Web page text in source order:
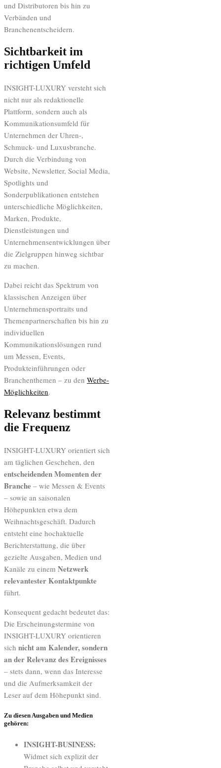
und Distributoren bis hin zu
Verbänden und
Branchenentscheidern.
Sichtbarkeit im
richtigen Umfeld
INSIGHT-LUXURY versteht sich
nicht nur als redaktionelle
Plattform, sondern auch als
Kommunikationsumfeld für
Unternehmen der Uhren-,
Schmuck- und Luxusbranche.
Durch die Verbindung von
Website, Newsletter, Social Media,
Spotlights und
Sonderpublikationen entstehen
unterschiedliche Möglichkeiten,
Marken, Produkte,
Dienstleistungen und
Unternehmensentwicklungen über
die Zielgruppen hinweg sichtbar
zu machen.
Dabei reicht das Spektrum von
klassischen Anzeigen über
Unternehmensportraits und
Themenpartnerschaften bis hin zu
individuellen
Kommunikationslösungen rund
um Messen, Events,
Produkteinführungen oder
Branchenthemen – zu den Werbe-
Möglichkeiten.
Relevanz bestimmt
die Frequenz
INSIGHT-LUXURY orientiert sich
am täglichen Geschehen, den
entscheidenden Momenten der
Branche – wie Messen & Events
– sowie an saisonalen
Höhepunkten etwa dem
Weihnachtsgeschäft. Dadurch
entsteht eine hochaktuelle
Berichterstattung, die über
gezielte Ausgaben, Medien und
Kanäle zu einem Netzwerk
relevantester Kontaktpunkte
führt.
Konsequent gedacht bedeutet das:
Die Erscheinungstermine von
INSIGHT-LUXURY orientieren
sich nicht am Kalender, sondern
an der Relevanz des Ereignisses
– stets dann, wenn das Interesse
und die Aufmerksamkeit der
Leser auf dem Höhepunkt sind.
Zu diesen Ausgaben und Medien
gehören:
INSIGHT-BUSINESS:
Widmet sich explizit der